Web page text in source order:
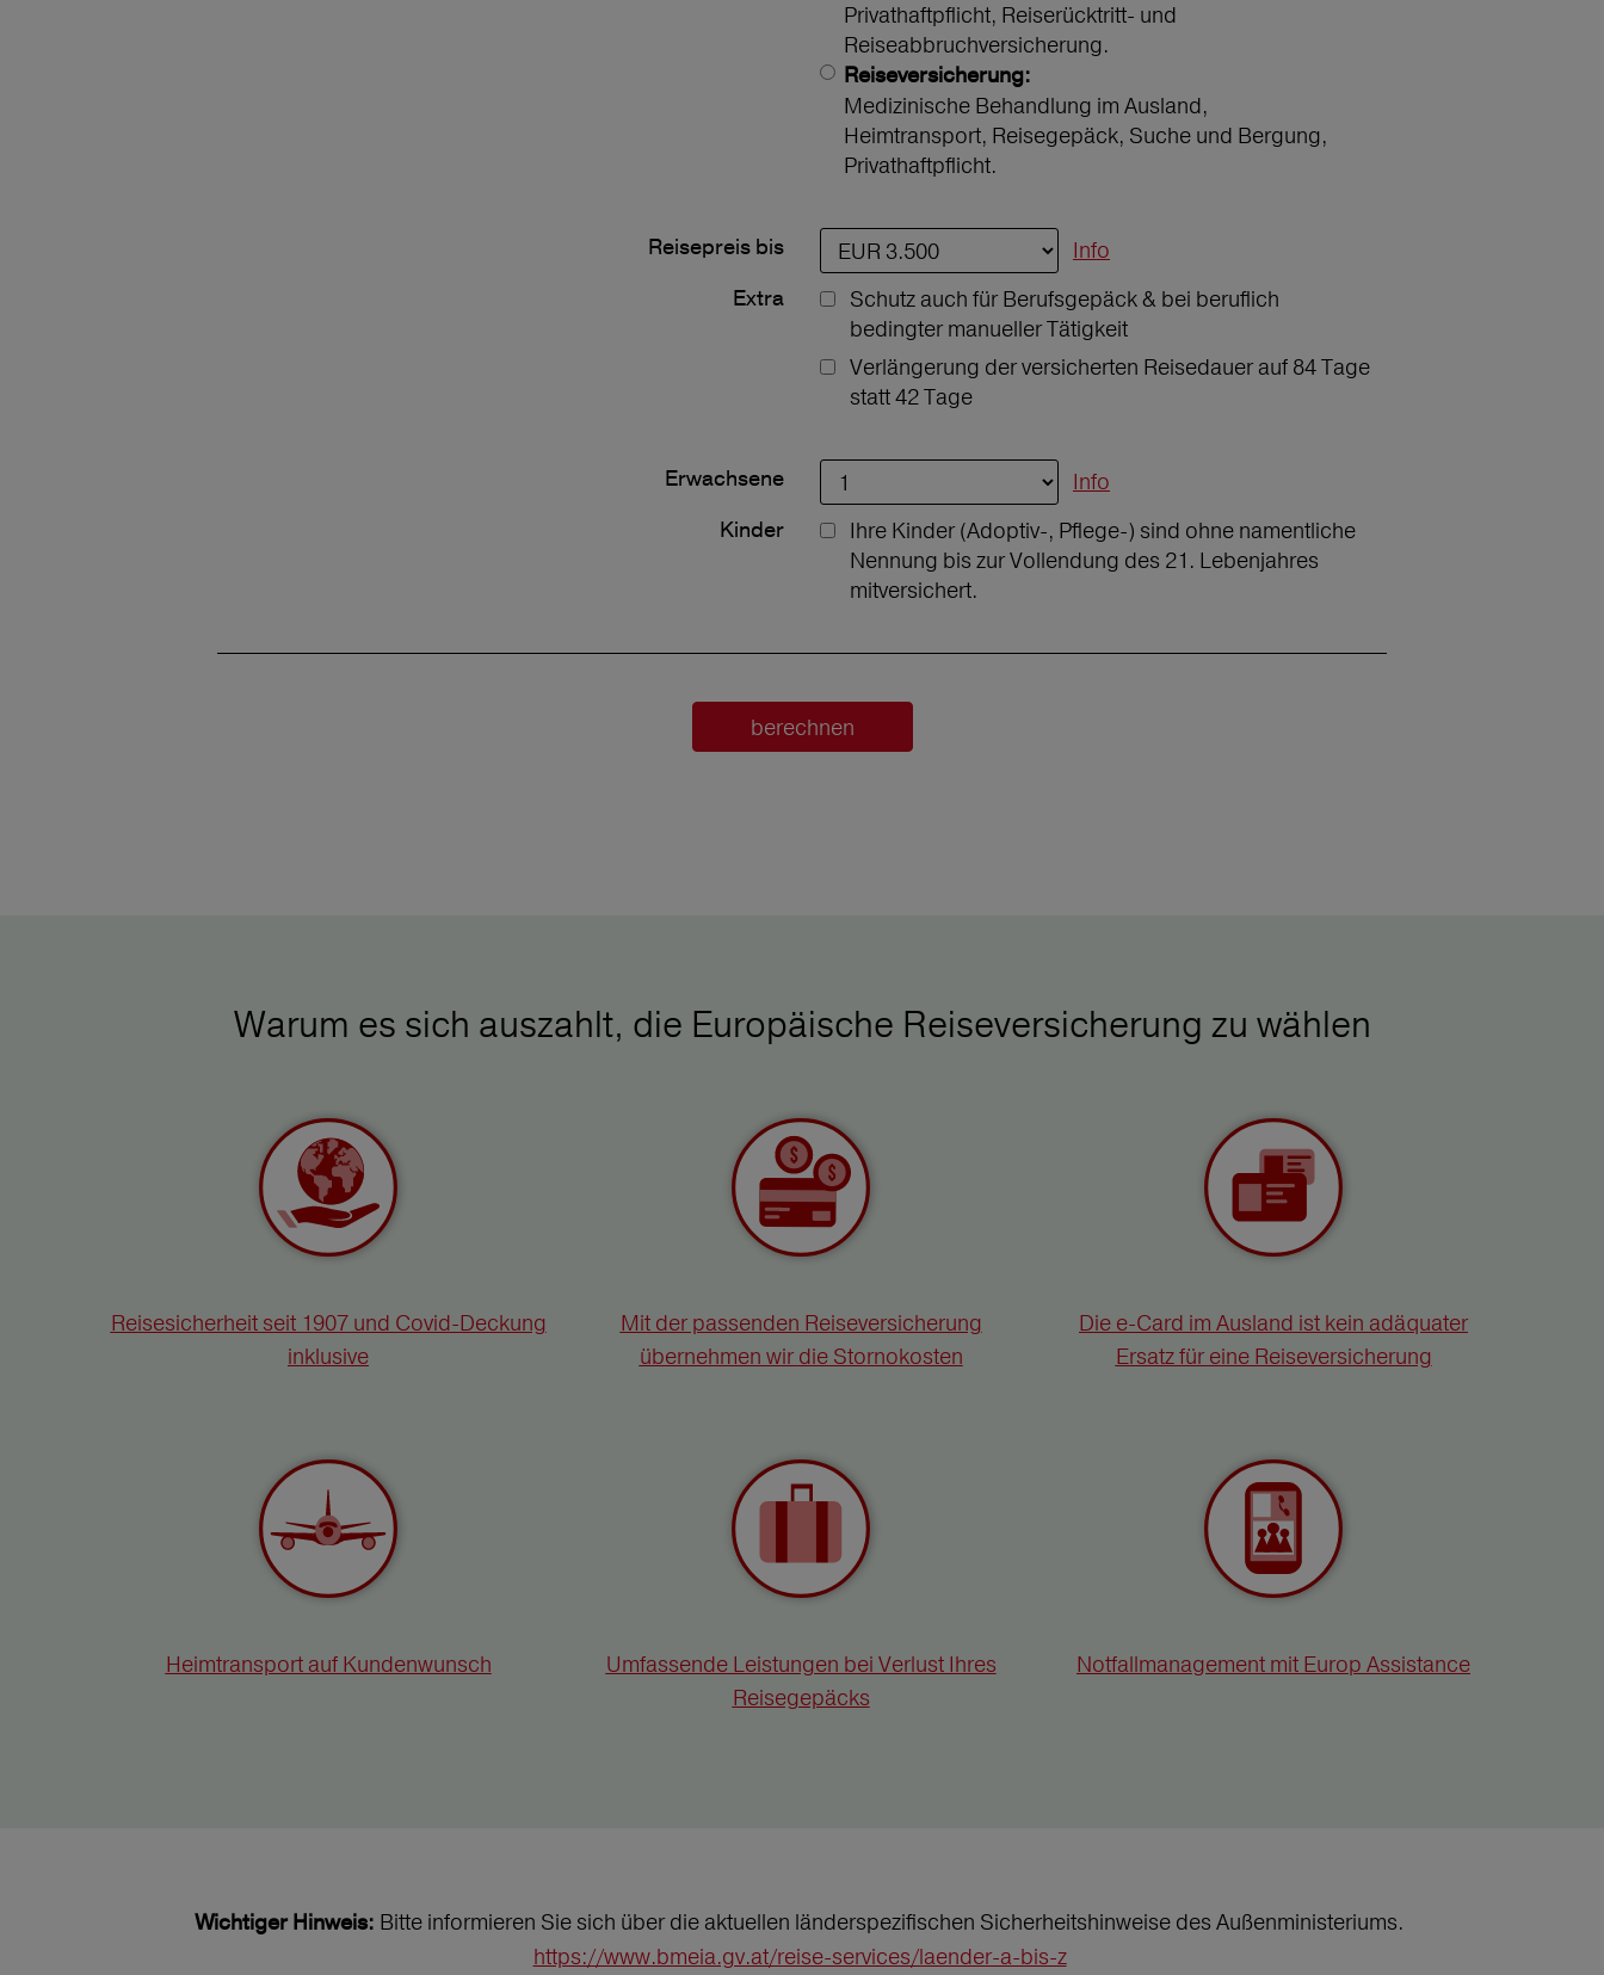
Privathaftpflicht, Reiserücktritt- und
Reiseabbruchversicherung.
Reiseversicherung:
Medizinische Behandlung im Ausland,
Heimtransport, Reisegepäck, Suche und Bergung,
Privathaftpflicht.
Reisepreis bis
Info
Extra
Schutz auch für Berufsgepäck & bei beruflich
bedingter manueller Tätigkeit
Verlängerung der versicherten Reisedauer auf 84 Tage
statt 42 Tage
Erwachsene
Info
Kinder
Ihre Kinder (Adoptiv-, Pflege-) sind ohne namentliche
Nennung bis zur Vollendung des 21. Lebenjahres
mitversichert.
berechnen
Warum es sich auszahlt, die Europäische Reiseversicherung zu wählen
Reisesicherheit seit 1907 und Covid-Deckung
inklusive
Mit der passenden Reiseversicherung
übernehmen wir die Stornokosten
Die e-Card im Ausland ist kein adäquater
Ersatz für eine Reiseversicherung
Heimtransport auf Kundenwunsch
Umfassende Leistungen bei Verlust Ihres
Reisegepäcks
Notfallmanagement mit Europ Assistance
Wichtiger Hinweis: Bitte informieren Sie sich über die aktuellen länderspezifischen Sicherheitshinweise des Außenministeriums.
https://www.bmeia.gv.at/reise-services/laender-a-bis-z